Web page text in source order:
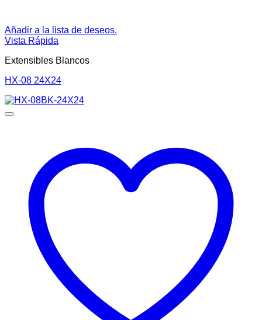
Añadir a la lista de deseos.
Vista Rápida
Extensibles Blancos
HX-08 24X24